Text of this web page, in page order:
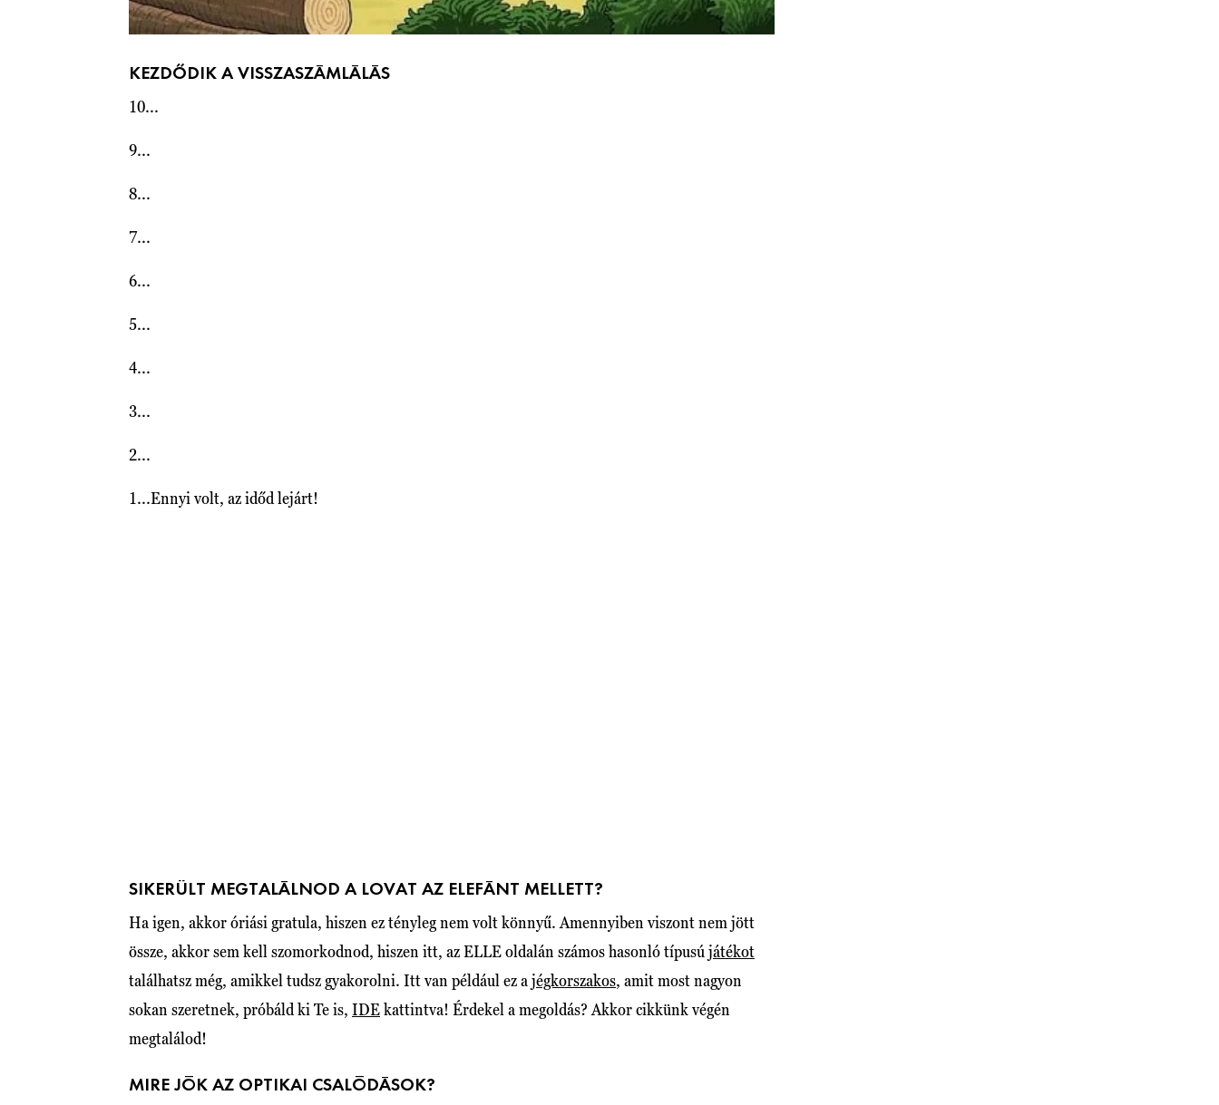
KEZDŐDIK A VISSZASZÁMLÁLÁS
10...
9...
8...
7...
6...
5...
4...
3...
2...
1...Ennyi volt, az időd lejárt!
SIKERÜLT MEGTALÁLNOD A LOVAT AZ ELEFÁNT MELLETT?
Ha igen, akkor óriási gratula, hiszen ez tényleg nem volt könnyű. Amennyiben viszont nem jött
össze, akkor sem kell szomorkodnod, hiszen itt, az ELLE oldalán számos hasonló típusújátékot
találhatsz még, amikkel tudsz gyakorolni. Itt van például ez ajégkorszakos, amit most nagyon
sokan szeretnek, próbáld ki Te is, IDEkattintva! Érdekel a megoldás? Akkor cikkünk végén
megtalálod!
MIRE JÓK AZ OPTIKAI CSALÓDÁSOK?